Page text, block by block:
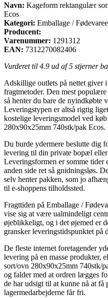
Navn: Kageform rektangulær
Ecos
Kategori: Emballage /
Producent:
Varenummer: 1291312
EAN: 7312270082406
Vurderet til 4.9 ud af 5 stjerner
Adskillige outlets på nettet giver
fragtmetoder. Den mest
så henter du bare de nyindkøbte
Leveringstypen er altså rigtig
kostelige leveringsmodel ved
280x90x25mm 740stk/pak Ecos.
Du burde ydermere beslutte dig
levering til din private bopæl eller
Leveringsformen er somme tider
anden side ret så gnidningsløs.
selv henter pakken, som jo
til e-shoppens tilholdssted.
Fragttiden på Emballage /
vise sig at være ualmindeligt
øjeblikkeligt, og i det øjemed er
gransker leveringstidspunktet på
De fleste internet foretagender
levering på en masse produkter,
sort/ovn 280x90x25mm 740stk/
og falder med at ordren lægges
de har udsigt til at kunne nå at
lagermedarbejderne får fri.